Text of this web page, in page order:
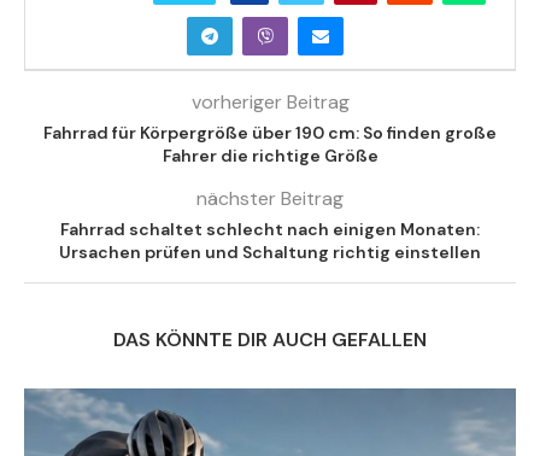
vorheriger Beitrag
Fahrrad für Körpergröße über 190 cm: So finden große
Fahrer die richtige Größe
nächster Beitrag
Fahrrad schaltet schlecht nach einigen Monaten:
Ursachen prüfen und Schaltung richtig einstellen
DAS KÖNNTE DIR AUCH GEFALLEN